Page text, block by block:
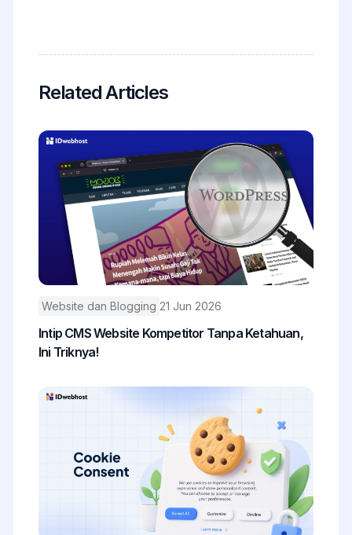
Related Articles
Website dan Blogging 21 Jun 2026
Intip CMS Website Kompetitor Tanpa Ketahuan,
Ini Triknya!